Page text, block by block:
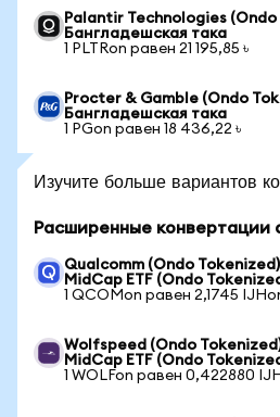
Palantir Technologies (Ondo
Бангладешская така
1 PLTRon равен 21 195,85 ৳
Procter & Gamble (Ondo
Бангладешская така
1 PGon равен 18 436,22 ৳
Изучите больше вариантов
Расширенные конвертации
Qualcomm (Ondo
MidCap ETF (Ondo
1 QCOMon равен 2,1745
Wolfspeed (Ondo
MidCap ETF (Ondo
1 WOLFon равен 0,422880